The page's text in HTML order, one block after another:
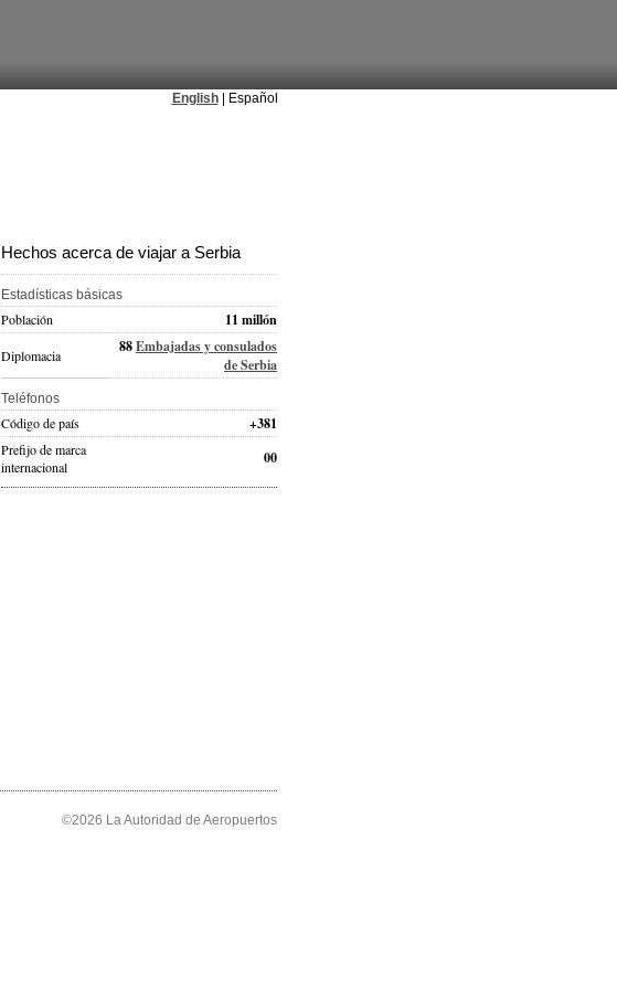
English| Español
Hechos acerca de viajar a Serbia
Estadísticas básicas
Población 11 millón
Diplomacia 88Embajadas y consulados
de Serbia
Teléfonos
Código de país +381
Prefijo de marca
internacional
00
©2026 La Autoridad de Aeropuertos